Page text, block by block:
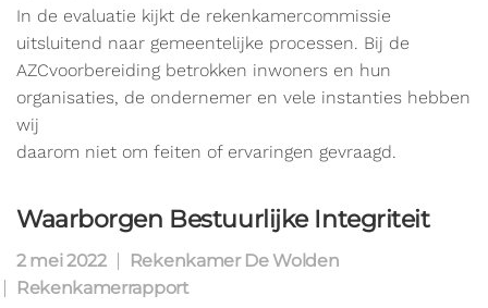
In de evaluatie kijkt de rekenkamercommissie
uitsluitend naar gemeentelijke processen. Bij de
AZCvoorbereiding betrokken inwoners en hun
organisaties, de ondernemer en vele instanties hebben
wij
daarom niet om feiten of ervaringen gevraagd.
Waarborgen Bestuurlijke Integriteit
2 mei 2022
Rekenkamer De Wolden
Rekenkamerrapport